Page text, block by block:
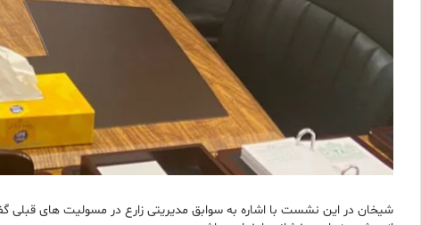
شیخان در این نشست با اشاره به سوابق مدیریتی زارع در مسولیت های قبلی